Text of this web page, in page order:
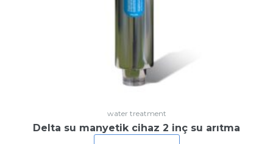
water treatment
Delta su manyetik cihaz 2 inç su arıtma